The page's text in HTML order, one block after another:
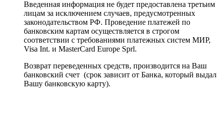
Введенная информация не будет предоставлена третьим
лицам за исключением случаев, предусмотренных
законодательством РФ. Проведение платежей по
банковским картам осуществляется в строгом
соответствии с требованиями платежных систем МИР,
Visa Int. и MasterCard Europe Sprl.
Возврат переведенных средств, производится на Ваш
банковский счет (срок зависит от Банка, который выдал
Вашу банковскую карту).